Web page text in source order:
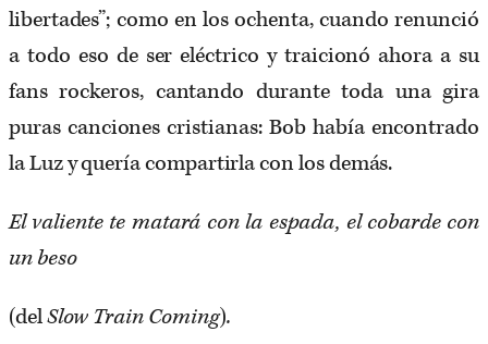
libertades”; como en los ochenta, cuando renunció
a todo eso de ser eléctrico y traicionó ahora a su
fans rockeros, cantando durante toda una gira
puras canciones cristianas: Bob había encontrado
la Luz y quería compartirla con los demás.
El valiente te matará con la espada, el cobarde con
un beso
(delSlow Train Coming).